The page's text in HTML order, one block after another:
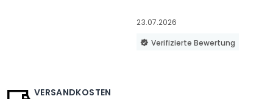
23.07.2026
Verifizierte Bewertung
VERSANDKOSTEN